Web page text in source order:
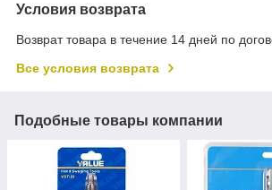
Условия возврата
Возврат товара в течение 14 дней по
Все условия возврата
Подобные товары компании